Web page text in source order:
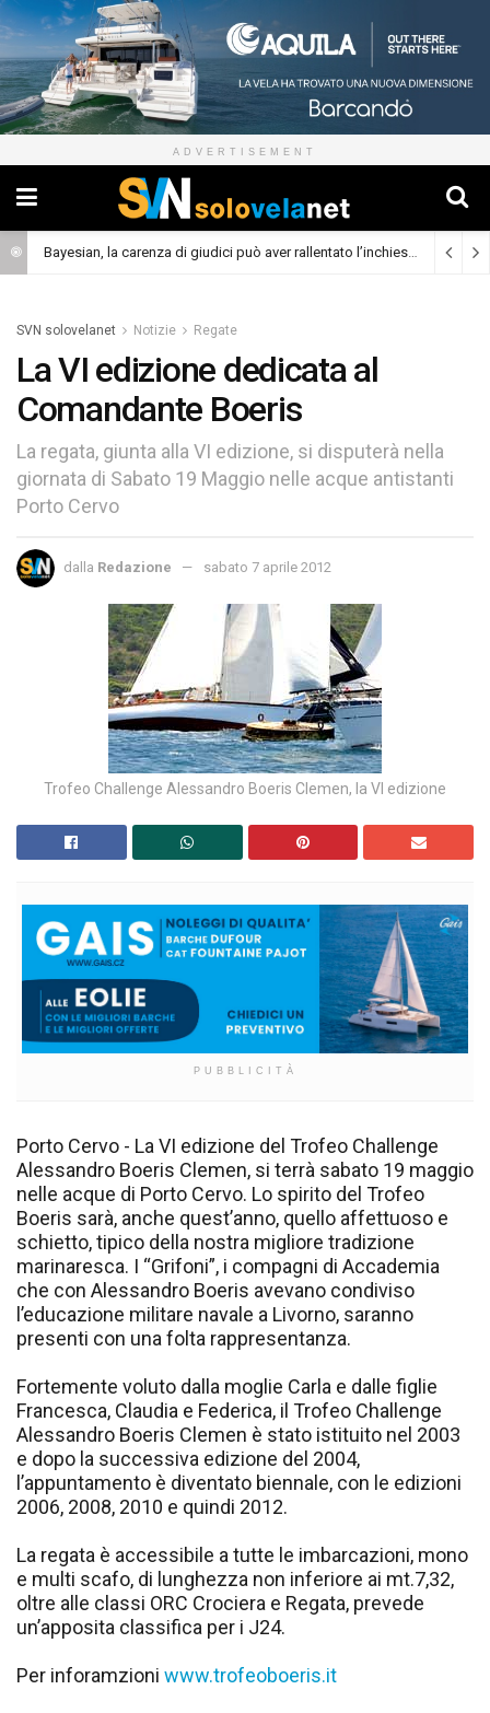
ADVERTISEMENT
Bayesian, la carenza di giudici può aver rallentato l’inchiesta (Cronaca)
SVN solovelanet Notizie Regate
La VI edizione dedicata al
Comandante Boeris
La regata, giunta alla VI edizione, si disputerà nella
giornata di Sabato 19 Maggio nelle acque antistanti
Porto Cervo
dalla Redazione sabato 7 aprile 2012
Trofeo Challenge Alessandro Boeris Clemen, la VI edizione
PUBBLICITÀ
Porto Cervo - La VI edizione del Trofeo Challenge
Alessandro Boeris Clemen, si terrà sabato 19 maggio
nelle acque di Porto Cervo. Lo spirito del Trofeo
Boeris sarà, anche quest’anno, quello affettuoso e
schietto, tipico della nostra migliore tradizione
marinaresca. I “Grifoni”, i compagni di Accademia
che con Alessandro Boeris avevano condiviso
l’educazione militare navale a Livorno, saranno
presenti con una folta rappresentanza.
Fortemente voluto dalla moglie Carla e dalle figlie
Francesca, Claudia e Federica, il Trofeo Challenge
Alessandro Boeris Clemen è stato istituito nel 2003
e dopo la successiva edizione del 2004,
l’appuntamento è diventato biennale, con le edizioni
2006, 2008, 2010 e quindi 2012.
La regata è accessibile a tutte le imbarcazioni, mono
e multi scafo, di lunghezza non inferiore ai mt.7,32,
oltre alle classi ORC Crociera e Regata, prevede
un’apposita classifica per i J24.
Per inforamzioni www.trofeoboeris.it